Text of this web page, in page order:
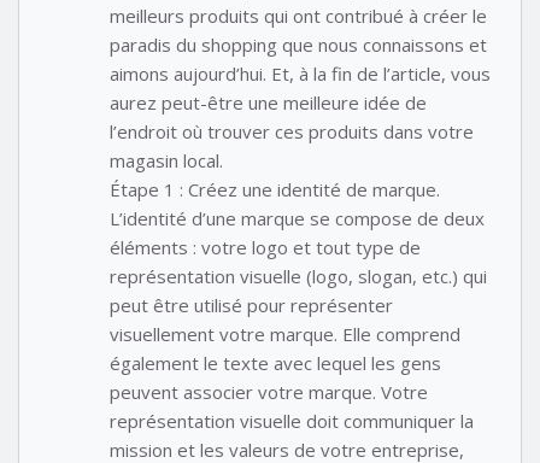
meilleurs produits qui ont contribué à créer le
paradis du shopping que nous connaissons et
aimons aujourd’hui. Et, à la fin de l’article, vous
aurez peut-être une meilleure idée de
l’endroit où trouver ces produits dans votre
magasin local.
Étape 1 : Créez une identité de marque.
L’identité d’une marque se compose de deux
éléments : votre logo et tout type de
représentation visuelle (logo, slogan, etc.) qui
peut être utilisé pour représenter
visuellement votre marque. Elle comprend
également le texte avec lequel les gens
peuvent associer votre marque. Votre
représentation visuelle doit communiquer la
mission et les valeurs de votre entreprise,